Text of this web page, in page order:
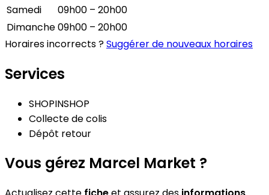
Samedi
09h00 – 20h00
Dimanche09h00 – 20h00
Horaires incorrects ?Suggérer de nouveaux horaires
Services
SHOPINSHOP
Collecte de colis
Dépôt retour
Vous gérez Marcel Market ?